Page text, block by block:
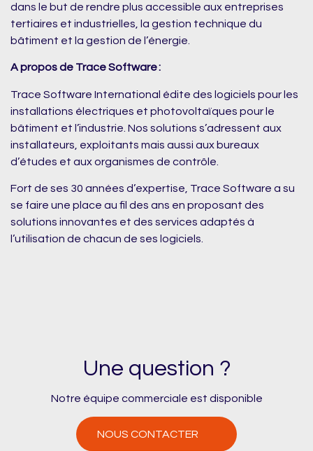
dans le but de rendre plus accessible aux entreprises
tertiaires et industrielles, la gestion technique du
bâtiment et la gestion de l’énergie.
A propos de Trace Software :
Trace Software International édite des logiciels pour les
installations électriques et photovoltaïques pour le
bâtiment et l’industrie. Nos solutions s’adressent aux
installateurs, exploitants mais aussi aux bureaux
d’études et aux organismes de contrôle.
Fort de ses 30 années d’expertise, Trace Software a su
se faire une place au fil des ans en proposant des
solutions innovantes et des services adaptés à
l’utilisation de chacun de ses logiciels.
Une question ?
Notre équipe commerciale est disponible
NOUS CONTACTER